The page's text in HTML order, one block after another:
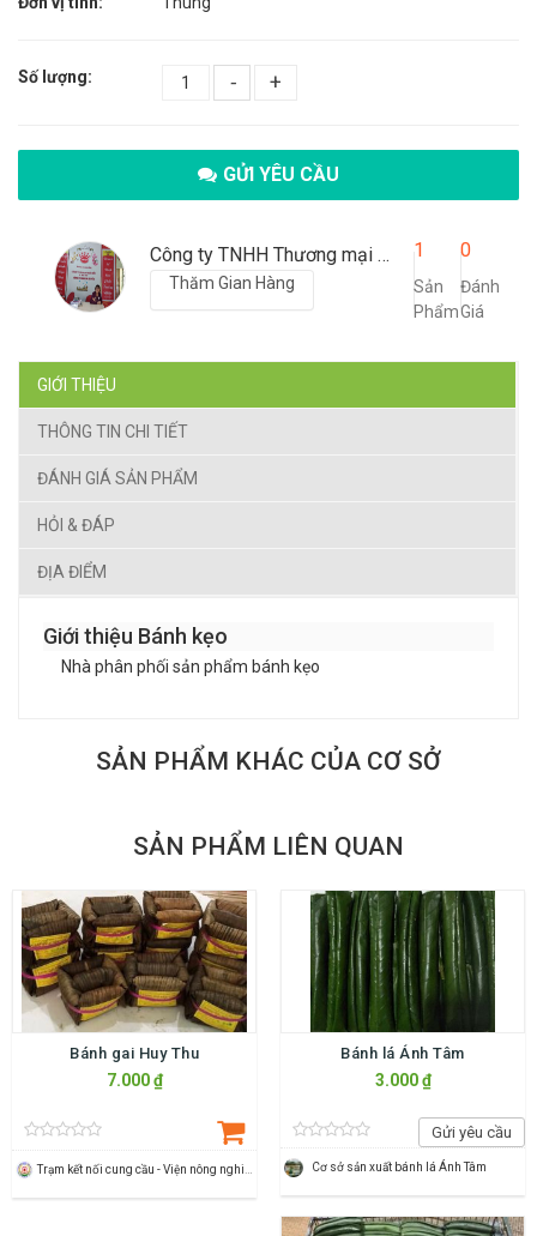
Số lượng: - +
GỬI YÊU CẦU
Công ty TNHH Thương mại Hải Yến
Thăm Gian Hàng
1
Sản
Phẩm
0
Đánh
Giá
GIỚI THIỆU
THÔNG TIN CHI TIẾT
ĐÁNH GIÁ SẢN PHẨM
HỎI & ĐÁP
ĐỊA ĐIỂM
Giới thiệu Bánh kẹo
Nhà phân phối sản phẩm bánh kẹo
SẢN PHẨM KHÁC CỦA CƠ SỞ
SẢN PHẨM LIÊN QUAN
Bánh gai Huy Thu
7.000 ₫
Bánh lá Ánh Tâm
3.000 ₫
Gửi yêu cầu
Cơ sở sản xuất bánh lá Ánh Tâm